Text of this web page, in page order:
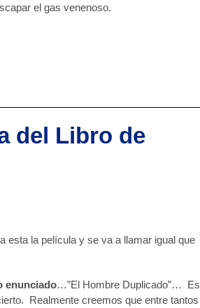
el gas venenoso.
del Libro de
esta la película y se va a llamar igual que
enunciado…”El Hombre Duplicado”… Es
Realmente creemos que entre tantos